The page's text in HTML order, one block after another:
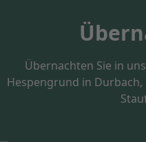
Übernachten Sie in
Hespengrund in Durbach,